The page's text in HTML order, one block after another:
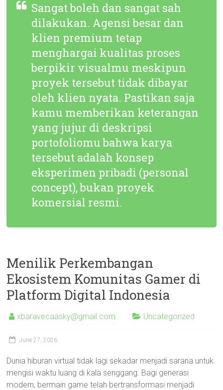
Sangat boleh dan sangat sah
dilakukan. Agensi besar dan
klien premium tetap
menghargai kualitas proses
berpikir visualmu meskipun
proyek tersebut tidak dibayar
oleh klien nyata. Pastikan saja
kamu memberikan keterangan
yang jujur di deskripsi
portofoliomu bahwa karya
tersebut adalah konsep
eksperimen pribadi (personal
concept), bukan proyek
komersial resmi.
Menilik Perkembangan
Ekosistem Komunitas Gamer di
Platform Digital Indonesia
xbaravecaasky@gmail.com Uncategorized
June 27, 2026
Dunia hiburan virtual tidak lagi sekadar menjadi sarana untuk
mengisi waktu luang di kala senggang. Bagi generasi
modern, bermain game telah bertransformasi menjadi